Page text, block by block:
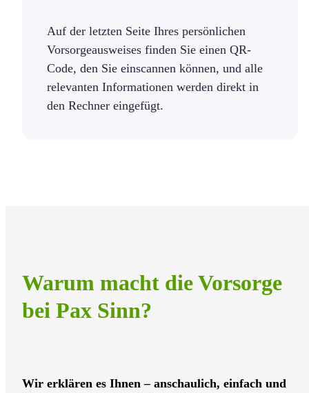
Auf der letzten Seite Ihres persönlichen
Vorsorgeausweises finden Sie einen QR-
Code, den Sie einscannen können, und alle
relevanten Informationen werden direkt in
den Rechner eingefügt.
Warum macht die Vorsorge
bei Pax Sinn?
Wir erklären es Ihnen – anschaulich, einfach und